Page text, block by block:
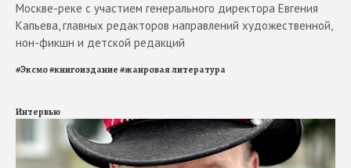
Москве-реке с участием генерального директора Евгения
Капьева, главных редакторов направлений художественной,
нон-фикшн и детской редакций
#Эксмо#книгоиздание#жанровая литература
Интервью